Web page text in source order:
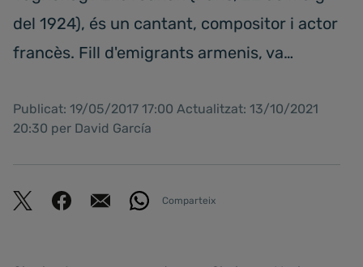
del 1924), és un cantant, compositor i actor
francès. Fill d'emigrants armenis, va…
Publicat: 19/05/2017 17:00 Actualitzat: 13/10/2021
20:30 per David García
Comparteix